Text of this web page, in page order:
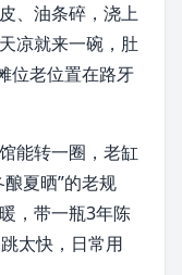
、油条碎，浇上
凉就来一碗，肚
位老位置在路牙
能转一圈，老缸
夏晒”的老规
暖，带一瓶3年陈
太快，日常用